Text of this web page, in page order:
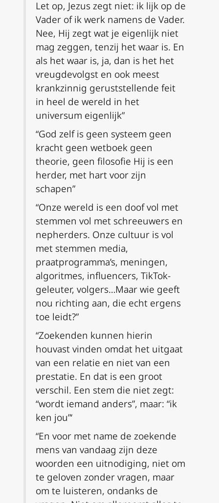
Let op, Jezus zegt niet: ik lijk op de
Vader of ik werk namens de Vader.
Nee, Hij zegt wat je eigenlijk niet
mag zeggen, tenzij het waar is. En
als het waar is, ja, dan is het het
vreugdevolgst en ook meest
krankzinnig geruststellende feit
in heel de wereld in het
universum eigenlijk”
“God zelf is geen systeem geen
kracht geen wetboek geen
theorie, geen filosofie Hij is een
herder, met hart voor zijn
schapen”
“Onze wereld is een doof vol met
stemmen vol met schreeuwers en
nepherders. Onze cultuur is vol
met stemmen media,
praatprogramma’s, meningen,
algoritmes, influencers, TikTok-
geleuter, volgers…Maar wie geeft
nou richting aan, die echt ergens
toe leidt?”
“Zoekenden kunnen hierin
houvast vinden omdat het uitgaat
van een relatie en niet van een
prestatie. En dat is een groot
verschil. Een stem die niet zegt:
“wordt iemand anders”, maar: “ik
ken jou”‘
“En voor met name de zoekende
mens van vandaag zijn deze
woorden een uitnodiging, niet om
te geloven zonder vragen, maar
om te luisteren, ondanks de